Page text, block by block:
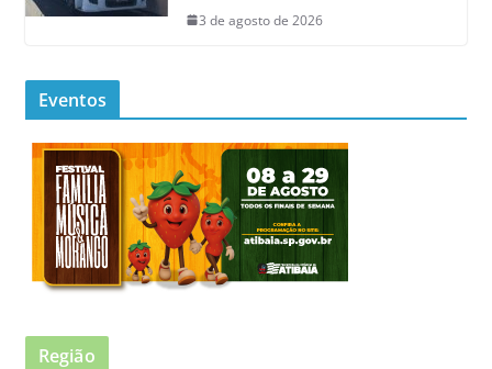
3 de agosto de 2026
Eventos
Região